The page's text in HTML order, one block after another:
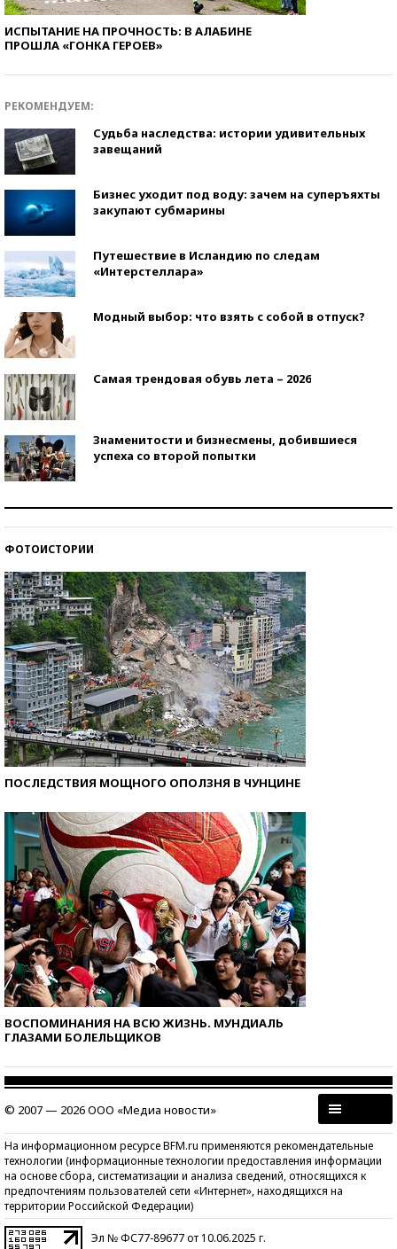
ИСПЫТАНИЕ НА ПРОЧНОСТЬ: В АЛАБИНЕ
ПРОШЛА «ГОНКА ГЕРОЕВ»
РЕКОМЕНДУЕМ:
Судьба наследства: истории удивительных
завещаний
Бизнес уходит под воду: зачем на суперъяхты
закупают субмарины
Путешествие в Исландию по следам
«Интерстеллара»
Модный выбор: что взять с собой в отпуск?
Самая трендовая обувь лета – 2026
Знаменитости и бизнесмены, добившиеся
успеха со второй попытки
ФОТОИСТОРИИ
ПОСЛЕДСТВИЯ МОЩНОГО ОПОЛЗНЯ В ЧУНЦИНЕ
ВОСПОМИНАНИЯ НА ВСЮ ЖИЗНЬ. МУНДИАЛЬ
ГЛАЗАМИ БОЛЕЛЬЩИКОВ
© 2007 — 2026 ООО «Медиа новости»
На информационном ресурсе BFM.ru применяются рекомендательные
технологии (информационные технологии предоставления информации
на основе сбора, систематизации и анализа сведений, относящихся к
предпочтениям пользователей сети «Интернет», находящихся на
территории Российской Федерации)
Эл № ФС77-89677 от 10.06.2025 г.